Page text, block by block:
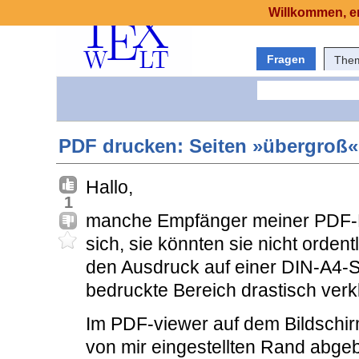
Fragen
PDF drucken: Seiten »übergroß«
1
Hallo,
manche Empfänger meiner
sich, sie könnten sie nicht
den Ausdruck auf einer DIN-A4-
bedruckte Bereich drastisch
Im PDF-viewer auf dem
von mir eingestellten Rand
Willkommen,